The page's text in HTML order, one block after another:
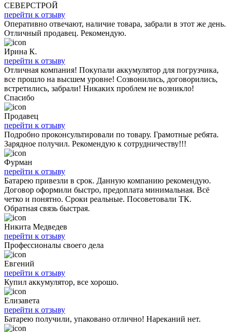
СЕВЕРСТРОЙ
перейти к отзыву
Оперативно отвечают, наличие товара, забрали в этот же день.
Отличный продавец. Рекомендую.
Ирина К.
перейти к отзыву
Отличная компания! Покупали аккумулятор для погрузчика,
все прошло на высшем уровне! Созвонились, договорились,
встретились, забрали! Никаких проблем не возникло!
Спасибо
Продавец
перейти к отзыву
Подробно проконсультировали по товару. Грамотные ребята.
Зарядное получил. Рекомендую к сотрудничеству!!!
Фурман
перейти к отзыву
Батарею привезли в срок. Данную компанию рекомендую.
Договор оформили быстро, предоплата минимальная. Всё
четко и понятно. Сроки реальные. Посоветовали ТК.
Обратная связь быстрая.
Никита Медведев
перейти к отзыву
Профессионалы своего дела
Евгений
перейти к отзыву
Купил аккумулятор, все хорошо.
Елизавета
перейти к отзыву
Батарею получили, упаковано отлично! Нареканий нет.